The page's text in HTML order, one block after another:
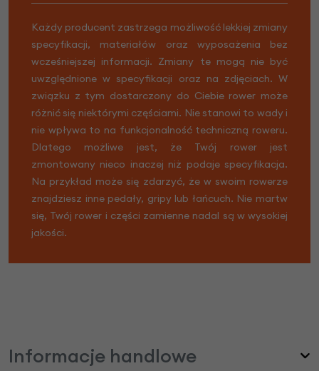
Każdy producent zastrzega możliwość lekkiej zmiany
specyfikacji, materiałów oraz wyposażenia bez
wcześniejszej informacji. Zmiany te mogą nie być
uwzględnione w specyfikacji oraz na zdjęciach. W
związku z tym dostarczony do Ciebie rower może
różnić się niektórymi częściami. Nie stanowi to wady i
nie wpływa to na funkcjonalność techniczną roweru.
Dlatego możliwe jest, że Twój rower jest
zmontowany nieco inaczej niż podaje specyfikacja.
Na przykład może się zdarzyć, że w swoim rowerze
znajdziesz inne pedały, gripy lub łańcuch. Nie martw
się, Twój rower i części zamienne nadal są w wysokiej
jakości.
Informacje handlowe